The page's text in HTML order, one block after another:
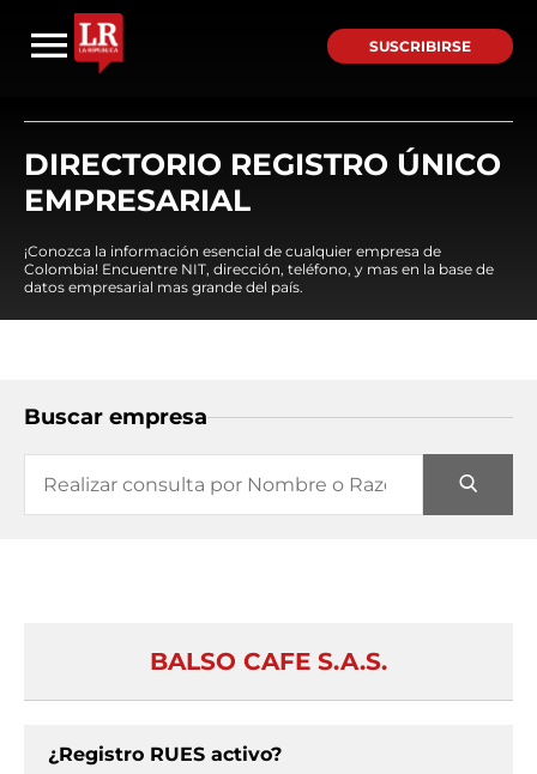
SUSCRIBIRSE
DIRECTORIO REGISTRO ÚNICO
EMPRESARIAL
¡Conozca la información esencial de cualquier empresa de
Colombia! Encuentre NIT, dirección, teléfono, y mas en la base de
datos empresarial mas grande del país.
Buscar empresa
BALSO CAFE S.A.S.
¿Registro RUES activo?